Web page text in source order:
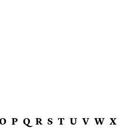
P Q R S T U V W X